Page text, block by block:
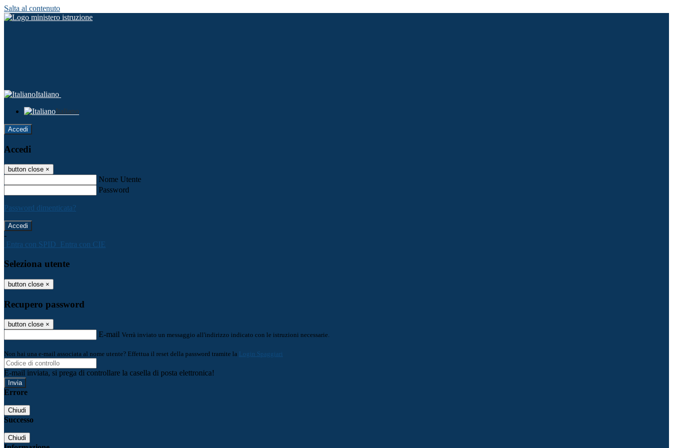
Salta al contenuto
Italiano
Italiano
Accedi
Accedi
button close ×
Nome Utente
Password
Password dimenticata?
-
Entra con SPID Entra con CIE
Seleziona utente
button close ×
Recupero password
button close ×
E-mail Verrà inviato un messaggio all'indirizzo indicato con le istruzioni necessarie.
Non hai una e-mail associata al nome utente? Effettua il reset della password tramite la Login Spaggiari
E-mail inviata, si prega di controllare la casella di posta elettronica!
Errore
Chiudi
Successo
Chiudi